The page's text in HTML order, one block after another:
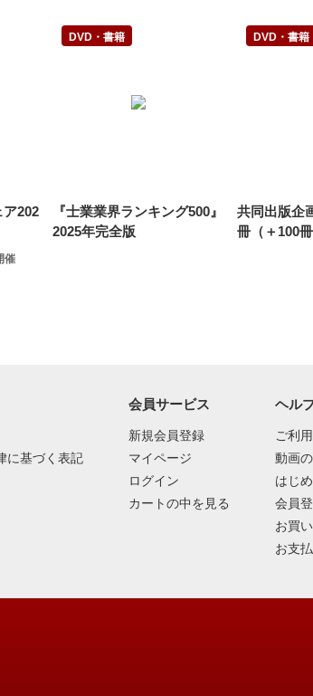
202
催
DVD・書籍
『士業業界ランキング500』
2025年完全版
DVD・書籍
共同出版企
冊（＋100
に基づく表記
会員サービス
新規会員登録
マイページ
ログイン
カートの中を見る
ヘル
ご利
動画
はじ
会員
お買
お支